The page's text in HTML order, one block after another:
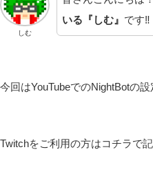
しむ
いる『しむ』 です‼
今回はYouTubeでのNightBotの設
Twitchをご利用の方はコチラで